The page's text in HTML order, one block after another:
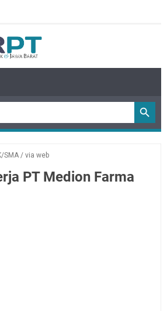
SMA / via web
PT Medion Farma